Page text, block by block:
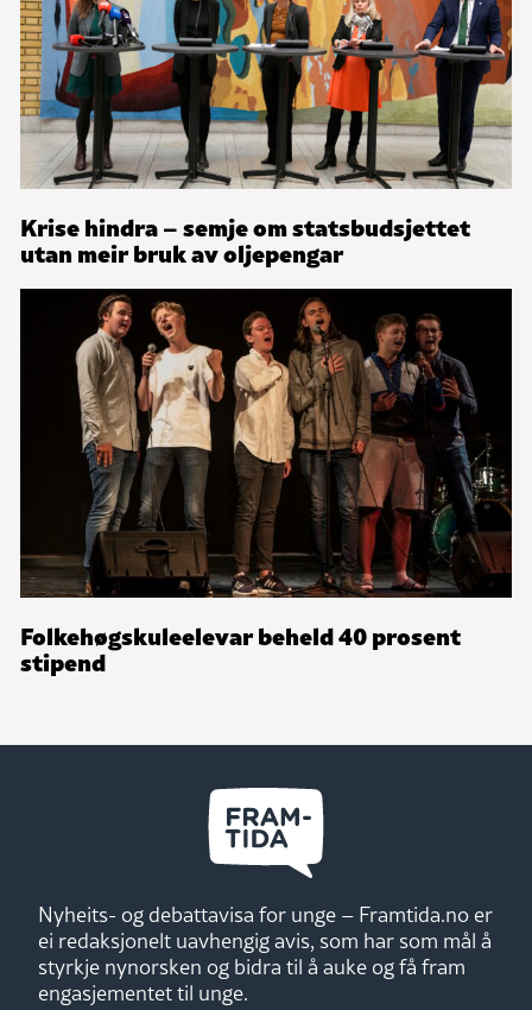
Krise hindra – semje om statsbudsjettet
utan meir bruk av oljepengar
Folkehøgskuleelevar beheld 40 prosent
stipend
Nyheits- og debattavisa for unge – Framtida.no er
ei redaksjonelt uavhengig avis, som har som mål å
styrkje nynorsken og bidra til å auke og få fram
engasjementet til unge.